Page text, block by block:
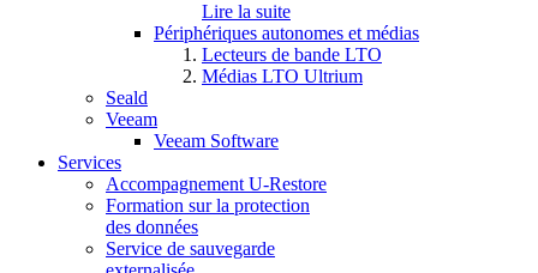
Lire la suite
Périphériques autonomes et médias
Lecteurs de bande LTO
Médias LTO Ultrium
Seald
Veeam
Veeam Software
Services
Accompagnement U-Restore
Formation sur la protection
des données
Service de sauvegarde